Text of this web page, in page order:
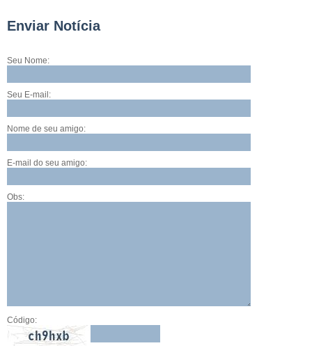
Enviar Notícia
Seu Nome:
Seu E-mail:
Nome de seu amigo:
E-mail do seu amigo:
Obs:
Código: